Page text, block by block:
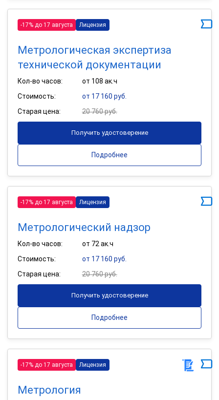
-17% до 17 августа Лицензия
Метрологическая экспертиза
технической документации
Кол-во часов:
от 108 ак.ч
Стоимость:
от 17 160 руб.
Старая цена:
20 760 руб.
Получить удостоверение
Подробнее
-17% до 17 августа Лицензия
Метрологический надзор
Кол-во часов:
от 72 ак.ч
Стоимость:
от 17 160 руб.
Старая цена:
20 760 руб.
Получить удостоверение
Подробнее
-17% до 17 августа Лицензия
Метрология